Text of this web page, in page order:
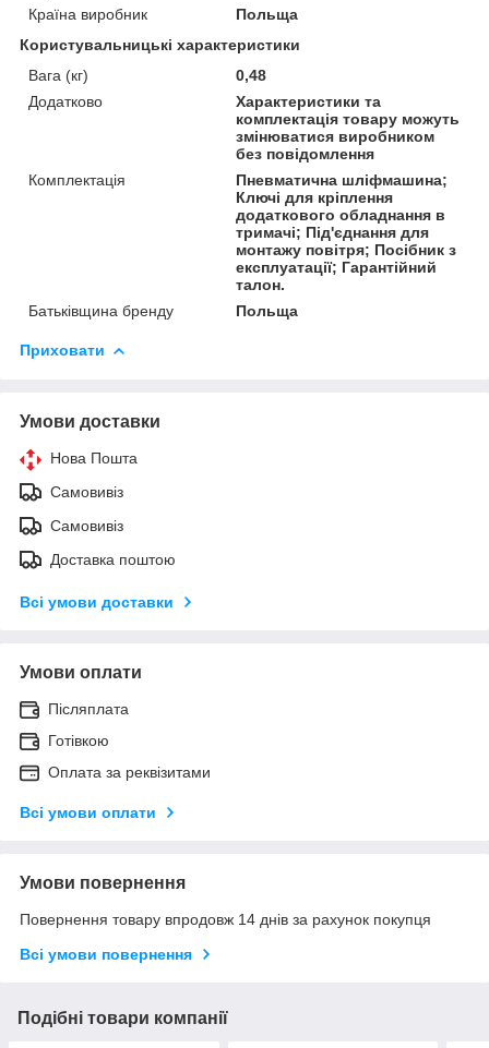
Країна виробник
Польща
Користувальницькі характеристики
Вага (кг)
0,48
Додатково
Характеристики та
комплектація товару можуть
змінюватися виробником
без повідомлення
Комплектація
Пневматична шліфмашина;
Ключі для кріплення
додаткового обладнання в
тримачі; Під'єднання для
монтажу повітря; Посібник з
експлуатації; Гарантійний
талон.
Батьківщина бренду
Польща
Приховати
Умови доставки
Нова Пошта
Самовивіз
Самовивіз
Доставка поштою
Всі умови доставки
Умови оплати
Післяплата
Готівкою
Оплата за реквізитами
Всі умови оплати
Умови повернення
Повернення товару впродовж 14 днів за рахунок покупця
Всі умови повернення
Подібні товари компанії